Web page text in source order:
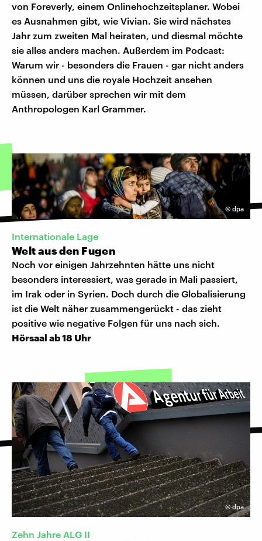
von Foreverly, einem Onlinehochzeitsplaner. Wobei
es Ausnahmen gibt, wie Vivian. Sie wird nächstes
Jahr zum zweiten Mal heiraten, und diesmal möchte
sie alles anders machen. Außerdem im Podcast:
Warum wir - besonders die Frauen - gar nicht anders
können und uns die royale Hochzeit ansehen
müssen, darüber sprechen wir mit dem
Anthropologen Karl Grammer.
© dpa
Internationale Lage
Welt aus den Fugen
Noch vor einigen Jahrzehnten hätte uns nicht
besonders interessiert, was gerade in Mali passiert,
im Irak oder in Syrien. Doch durch die Globalisierung
ist die Welt näher zusammengerückt - das zieht
positive wie negative Folgen für uns nach sich.
Hörsaal ab 18 Uhr
©dpa
Zehn Jahre ALG II